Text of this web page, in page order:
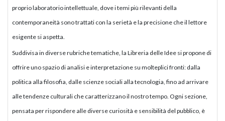
proprio laboratorio intellettuale, dove i temi più rilevanti della
contemporaneità sono trattati con la serietà e la precisione che il lettore
esigente si aspetta.
Suddivisa in diverse rubriche tematiche, la Libreria delle Idee si propone di
offrire uno spazio di analisi e interpretazione su molteplici fronti: dalla
politica alla filosofia, dalle scienze sociali alla tecnologia, fino ad arrivare
alle tendenze culturali che caratterizzano il nostro tempo. Ogni sezione,
pensata per rispondere alle diverse curiosità e sensibilità del pubblico, è